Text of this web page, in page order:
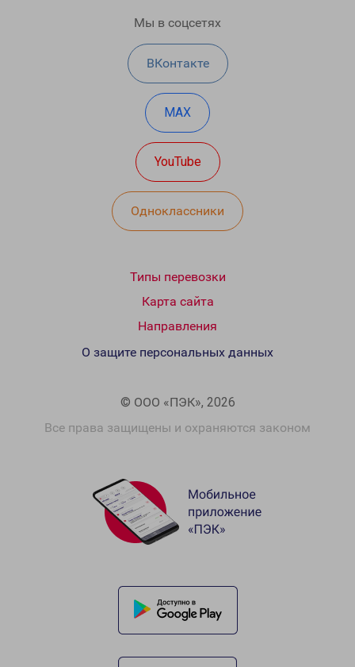
Мы в соцсетях
ВКонтакте
MAX
YouTube
Одноклассники
Типы перевозки
Карта сайта
Направления
© ООО «ПЭК», 2026
Все права защищены и охраняются законом
О защите персональных данных